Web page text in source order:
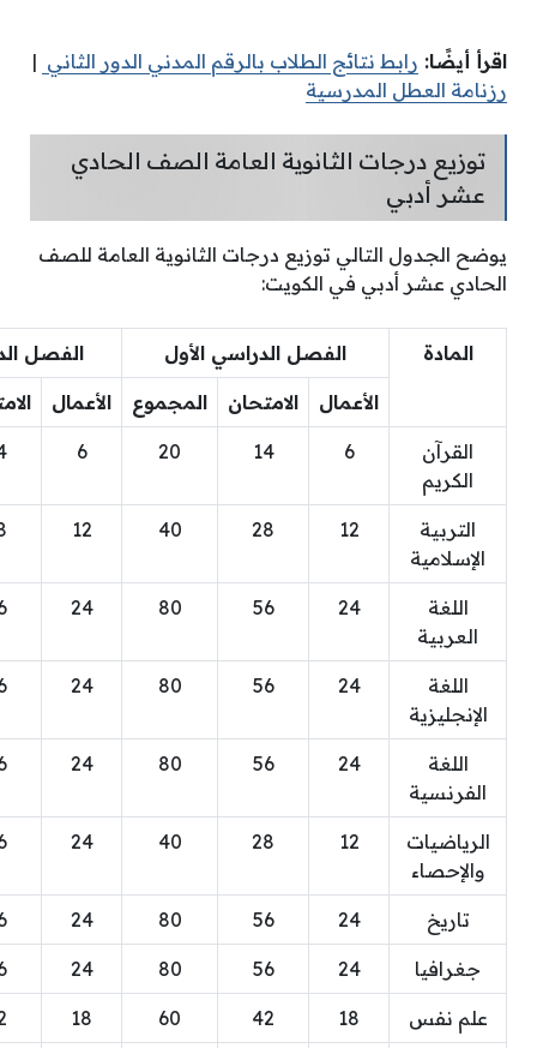
اقرأ أيضًا: رابط نتائج الطلاب بالرقم المدني الدور الثاني |
رزنامة العطل المدرسية
توزيع درجات الثانوية العامة الصف الحادي
عشر أدبي
يوضح الجدول التالي توزيع درجات الثانوية العامة للصف
الحادي عشر أدبي في الكويت:
المادة الفصل الدراسي الأول الفصل
الأعمال الامتحان المجموع الأعمال
القرآن
الكريم
6
14
20
6
التربية
الإسلامية
12
28
40
12
اللغة
العربية
24
56
80
24
اللغة
الإنجليزية
24
56
80
24
اللغة
الفرنسية
24
56
80
24
الرياضيات
والإحصاء
12
28
40
24
تاريخ 24
56
80
24
جغرافيا 24
56
80
24
علم نفس 18
42
60
18